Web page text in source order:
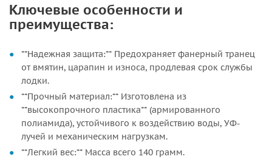
Ключевые особенности и
преимущества:
**Надежная защита:** Предохраняет фанерный транец
от вмятин, царапин и износа, продлевая срок службы
лодки.
**Прочный материал:** Изготовлена из
**высокопрочного пластика** (армированного
полиамида), устойчивого к воздействию воды, УФ-
лучей и механическим нагрузкам.
**Легкий вес:** Масса всего 140 грамм.